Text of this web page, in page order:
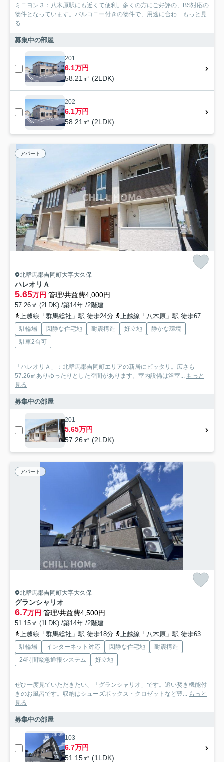
ミニヨン３：八木原駅にも近くて便利。多くの方にご好評の、BS対応の
物件となっています。バルコニー付きの物件で、用途に合わ... もっと見
る
募集中の部屋
201
6.1万円
58.21㎡ (2LDK)
202
6.1万円
58.21㎡ (2LDK)
アパート
北群馬郡吉岡町大字大久保
ハレオリＡ
5.65万円 管理/共益費4,000円
57.26㎡ (2LDK) /築14年 /2階建
上越線「群馬総社」駅 徒歩24分
上越線「八木原」駅 徒歩67分
駐輪場 閑静な住宅地 耐震構造 好立地
静かな環境
駐車2台可
「ハレオリＡ」：北群馬郡吉岡町エリアの新居にピッタリ。広さも
57.26㎡ありゆったりとした空間があります。室内設備は浴室... もっと
見る
募集中の部屋
201
5.65万円
57.26㎡ (2LDK)
アパート
北群馬郡吉岡町大字大久保
グランシャリオ
6.7万円 管理/共益費4,500円
51.15㎡ (1LDK) /築14年 /2階建
上越線「群馬総社」駅 徒歩18分
上越線「八木原」駅 徒歩63分
駐輪場 インターネット対応 閑静な住宅地
耐震構造
24時間緊急通報システム
好立地
ぜひ一度見ていただきたい、「グランシャリオ」です。追い焚き機能付
きのお風呂です。収納はシューズボックス・クロゼットなど豊... もっと
見る
募集中の部屋
103
6.7万円
51.15㎡ (1LDK)